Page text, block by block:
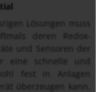
Lösungen muss
deren Redox-
und Sensoren der
eine schnelle und
fest in Anlagen
überzeugen kann.